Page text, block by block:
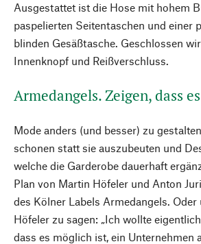
Ausgestattet ist die Hose mit hohem
paspelierten Seitentaschen und einer
blinden Gesäßtasche. Geschlossen
Innenknopf und Reißverschluss.
Armedangels. Zeigen, dass
Mode anders (und besser) zu
schonen statt sie auszubeuten und
welche die Garderobe dauerhaft
Plan von Martin Höfeler und Anton
des Kölner Labels Armedangels.
Höfeler zu sagen: „Ich wollte
dass es möglich ist, ein Unternehmen